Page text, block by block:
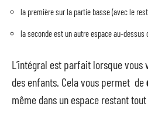
la première sur la partie basse (avec le
la seconde est un autre espace au-dessus
L’intégral est parfait lorsque vous
des enfants. Cela vous permet de
même dans un espace restant